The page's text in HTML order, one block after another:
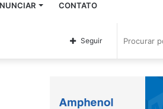
CONTATO
Seguir